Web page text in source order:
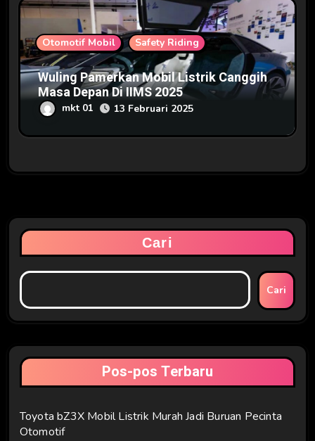
Otomotif Mobil Safety Riding
Wuling Pamerkan Mobil Listrik Canggih
Masa Depan Di IIMS 2025
mkt 01 13 Februari 2025
Cari
Cari
Pos-pos Terbaru
Toyota bZ3X Mobil Listrik Murah Jadi Buruan Pecinta
Otomotif